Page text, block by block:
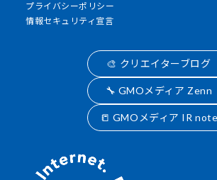
プライバシーポリシー
情報セキュリティ宣言
🎨 クリエイターブログ
🔧 GMOメディア Zenn
📒 GMOメディア IR note